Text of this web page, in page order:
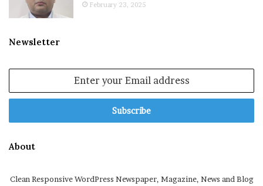
February 23, 2025
Newsletter
Email
About
Clean Responsive WordPress Newspaper, Magazine, News and Blog